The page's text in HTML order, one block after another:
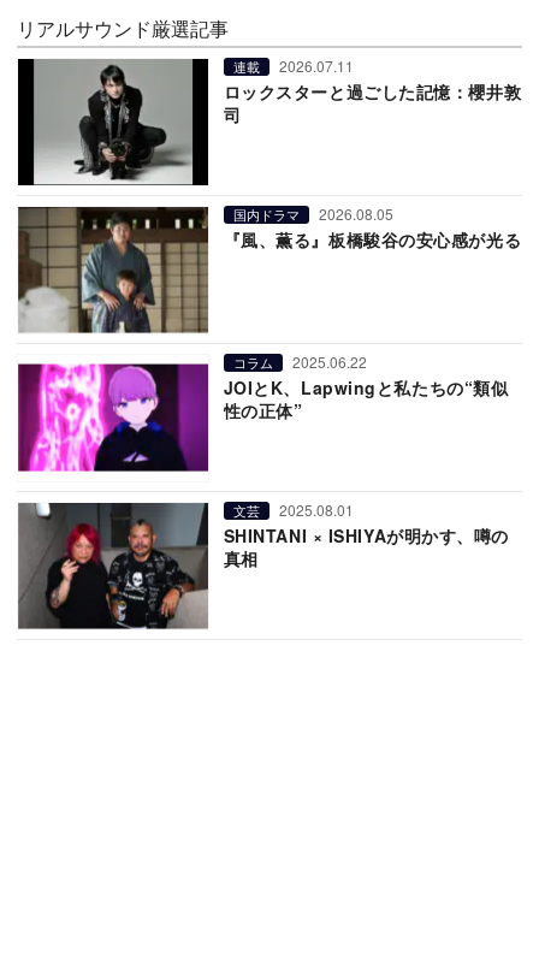
リアルサウンド厳選記事
連載 2026.07.11
ロックスターと過ごした記憶：櫻井敦
司
国内ドラマ 2026.08.05
『風、薫る』板橋駿谷の安心感が光る
コラム 2025.06.22
JOIとK、Lapwingと私たちの“類似
性の正体”
文芸 2025.08.01
SHINTANI × ISHIYAが明かす、噂の
真相